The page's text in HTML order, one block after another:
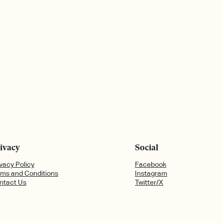
Policy
and Conditions
Us
Social
Facebook
Instagram
Twitter/X